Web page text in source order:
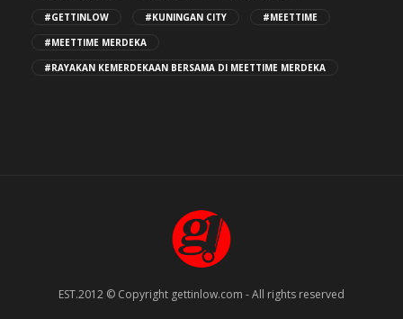
#GETTINLOW
#KUNINGAN CITY
#MEETTIME
#MEETTIME MERDEKA
#RAYAKAN KEMERDEKAAN BERSAMA DI MEETTIME MERDEKA
EST.2012 © Copyright gettinlow.com - All rights reserved